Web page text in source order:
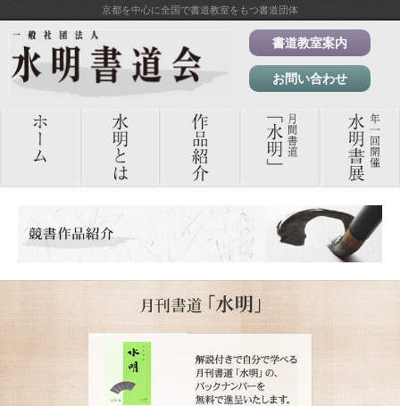
京都を中心に全国で書道教室をもつ書道団体
書道教室案内
お問い合わせ